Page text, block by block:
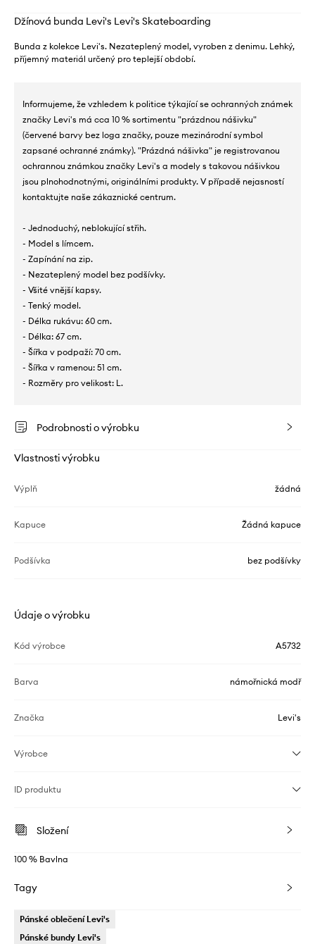
Džínová bunda Levi's Levi's Skateboarding
Bunda z kolekce Levi's. Nezateplený model, vyroben z denimu. Lehký,
příjemný materiál určený pro teplejší období.
Informujeme, že vzhledem k politice týkající se ochranných známek
značky Levi's má cca 10 % sortimentu "prázdnou nášivku"
(červené barvy bez loga značky, pouze mezinárodní symbol
zapsané ochranné známky). "Prázdná nášivka" je registrovanou
ochrannou známkou značky Levi's a modely s takovou nášivkou
jsou plnohodnotnými, originálními produkty. V případě nejasností
kontaktujte naše zákaznické centrum.
- Jednoduchý, neblokující střih.
- Model s límcem.
- Zapínání na zip.
- Nezateplený model bez podšívky.
- Všité vnější kapsy.
- Tenký model.
- Délka rukávu: 60 cm.
- Délka: 67 cm.
- Šířka v podpaží: 70 cm.
- Šířka v ramenou: 51 cm.
- Rozměry pro velikost: L.
Podrobnosti o výrobku
Vlastnosti výrobku
Výplň žádná
Kapuce Žádná kapuce
Podšívka bez podšívky
Údaje o výrobku
Kód výrobce A5732
Barva námořnická modř
Značka Levi's
Výrobce
ID produktu
Složení
100 % Bavlna
Tagy
Pánské oblečení Levi's
Pánské bundy Levi's